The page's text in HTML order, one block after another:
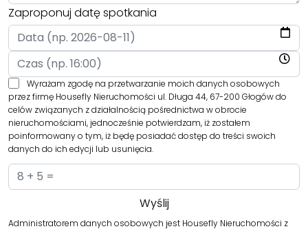
Zaproponuj datę spotkania
Wyrażam zgodę na przetwarzanie moich danych osobowych
przez firmę Housefly Nieruchomości ul. Długa 44, 67-200 Głogów do
celów związanych z działalnością pośrednictwa w obrocie
nieruchomościami, jednocześnie potwierdzam, iż zostałem
poinformowany o tym, iż będę posiadać dostęp do treści swoich
danych do ich edycji lub usunięcia.
Administratorem danych osobowych jest Housefly Nieruchomości z